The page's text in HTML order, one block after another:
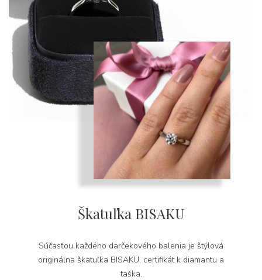
Škatuľka BISAKU
Súčasťou každého darčekového balenia je štýlová
originálna škatuľka BISAKU, certifikát k diamantu a
taška.